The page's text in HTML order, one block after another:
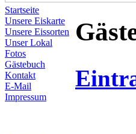
Startseite
Unsere Eiskarte
Unsere Eissorten
Unser Lokal
Fotos
Gästebuch
Kontakt
E-Mail
Impressum